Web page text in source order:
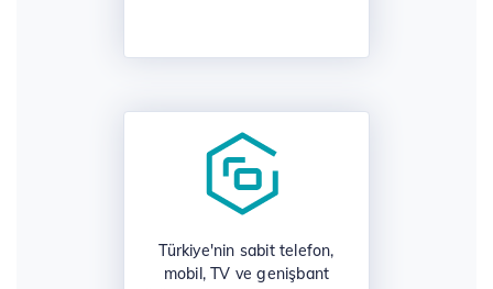
Türkiye'nin sabit telefon,
mobil, TV ve genişbant